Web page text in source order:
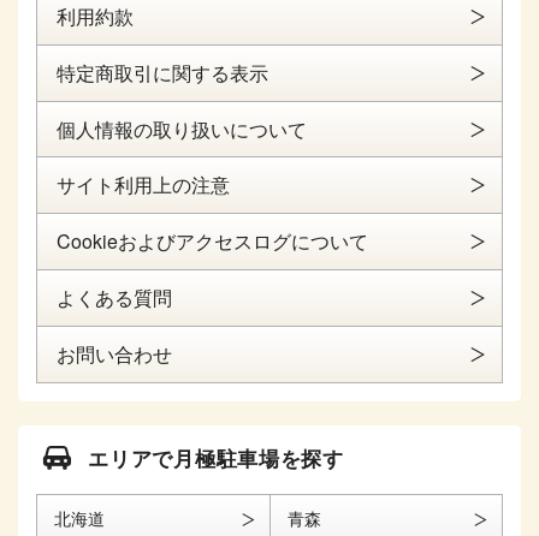
利用約款
特定商取引に関する表示
個人情報の取り扱いについて
サイト利用上の注意
Cookieおよびアクセスログについて
よくある質問
お問い合わせ
エリアで月極駐車場を探す
北海道 青森